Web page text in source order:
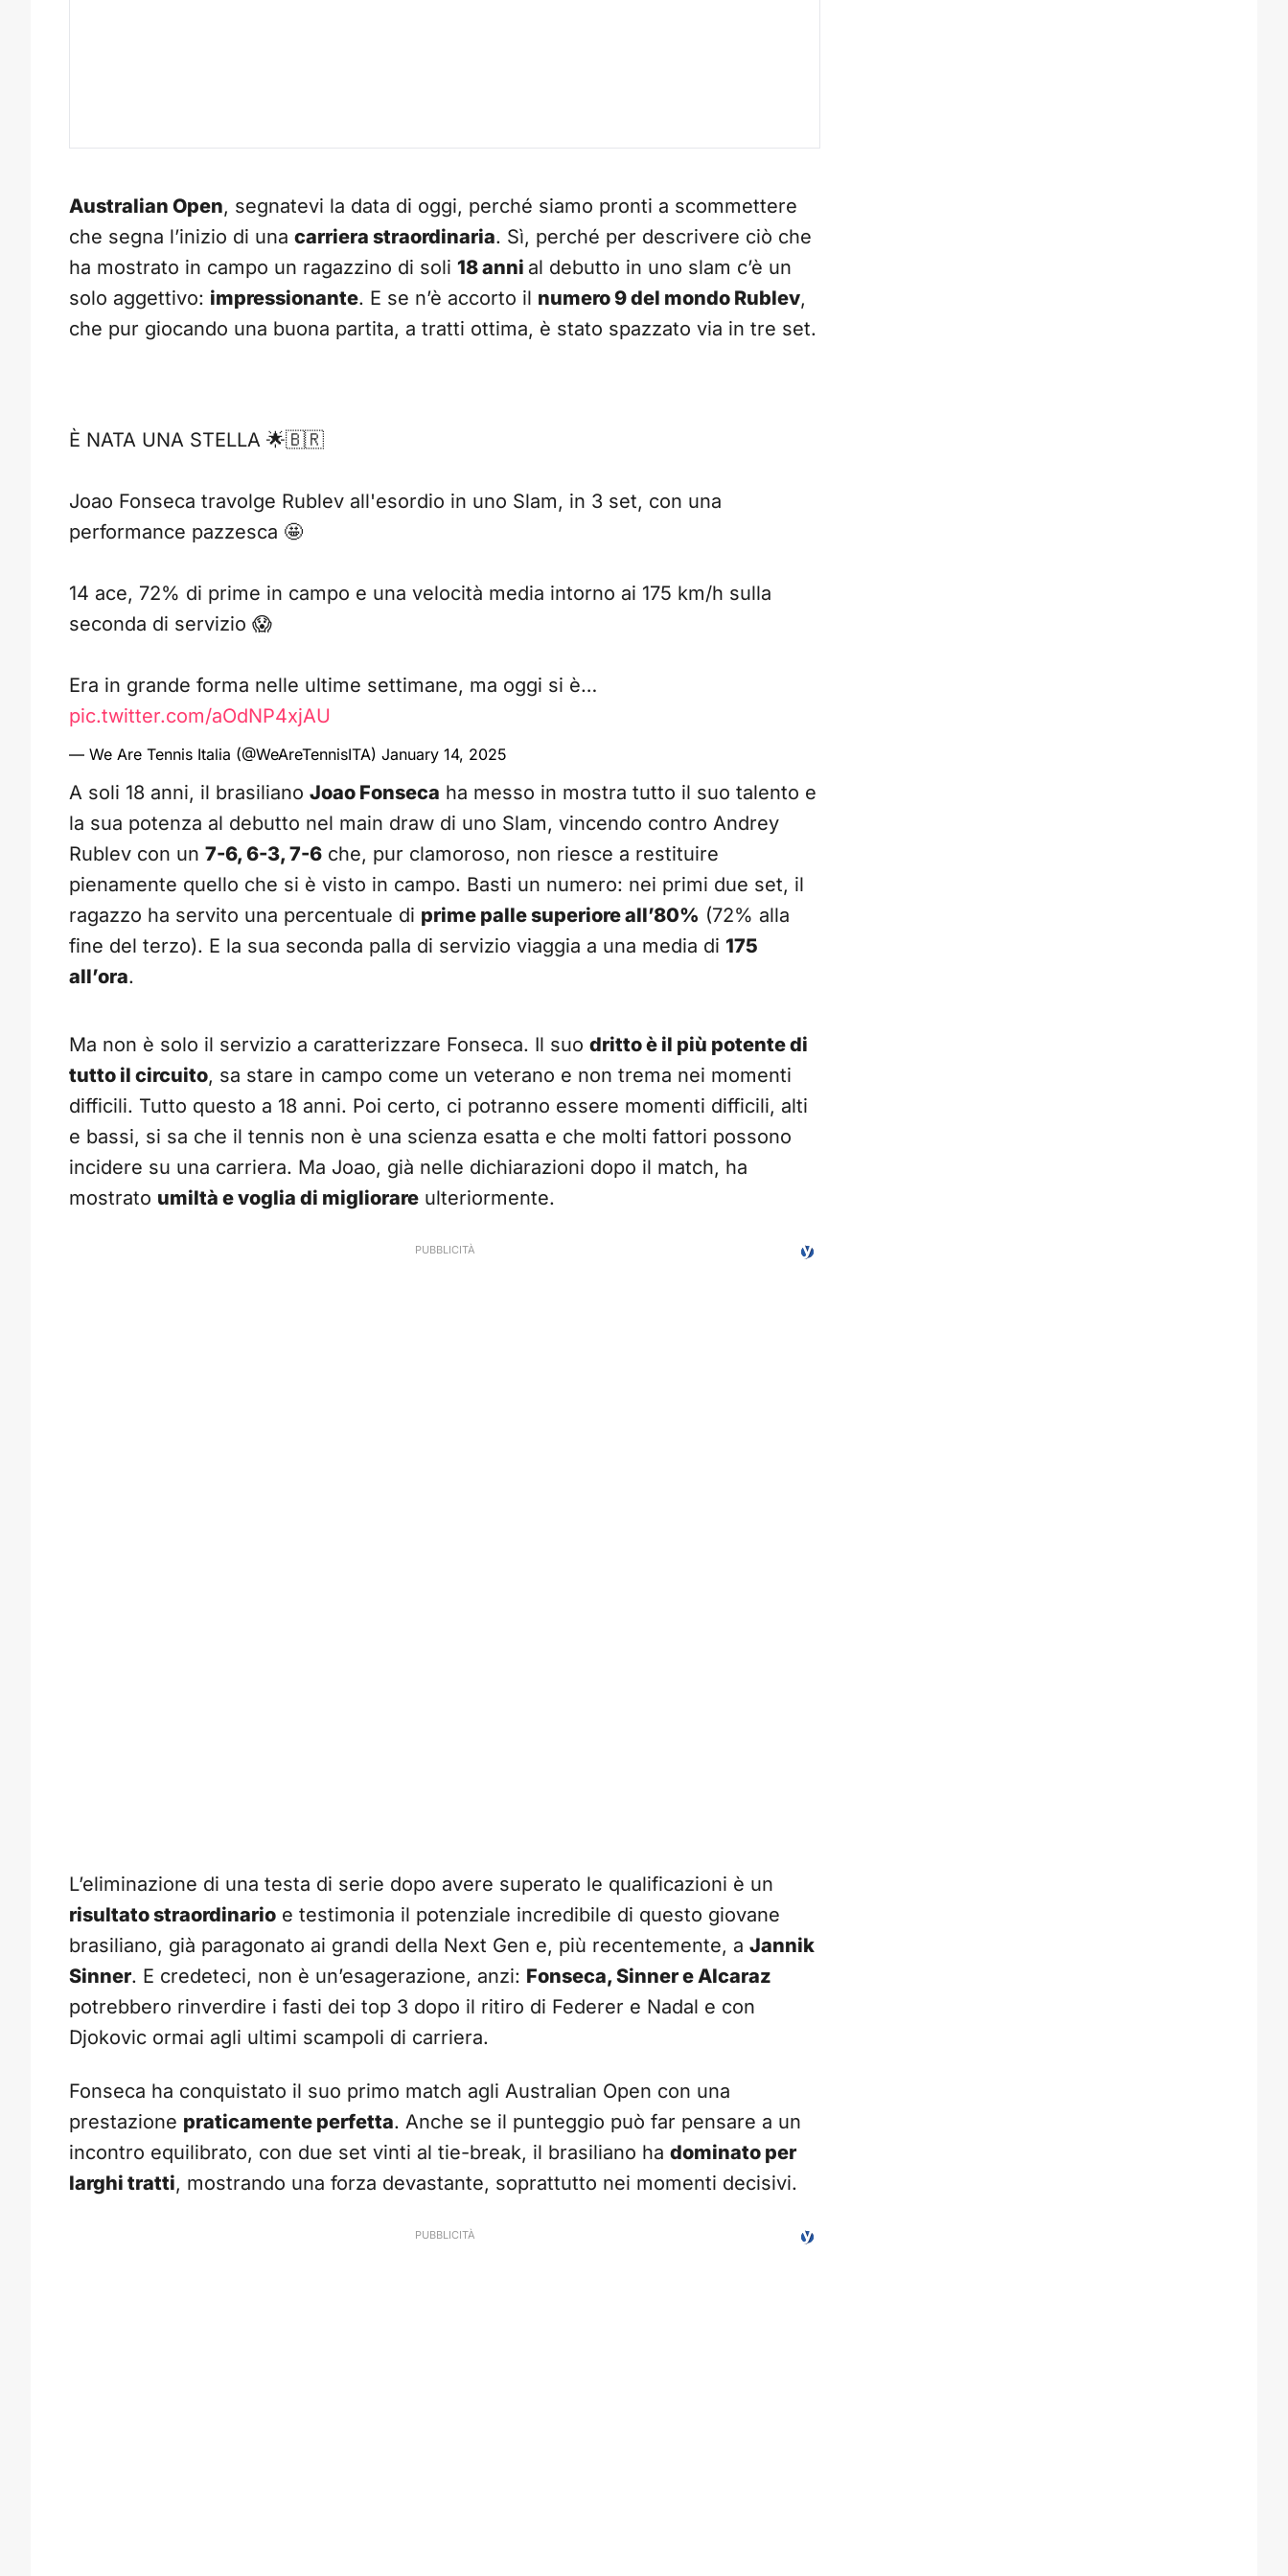
Australian Open, segnatevi la data di oggi, perché siamo pronti a scommettere
che segna l’inizio di una carriera straordinaria. Sì, perché per descrivere ciò che
ha mostrato in campo un ragazzino di soli 18 anni al debutto in uno slam c’è un
solo aggettivo: impressionante. E se n’è accorto il numero 9 del mondo Rublev,
che pur giocando una buona partita, a tratti ottima, è stato spazzato via in tre set.
È NATA UNA STELLA 🌟🇧🇷
Joao Fonseca travolge Rublev all'esordio in uno Slam, in 3 set, con una
performance pazzesca 🤩
14 ace, 72% di prime in campo e una velocità media intorno ai 175 km/h sulla
seconda di servizio 😱
Era in grande forma nelle ultime settimane, ma oggi si è…
pic.twitter.com/aOdNP4xjAU
— We Are Tennis Italia (@WeAreTennisITA) January 14, 2025
A soli 18 anni, il brasiliano Joao Fonseca ha messo in mostra tutto il suo talento e
la sua potenza al debutto nel main draw di uno Slam, vincendo contro Andrey
Rublev con un 7-6, 6-3, 7-6 che, pur clamoroso, non riesce a restituire
pienamente quello che si è visto in campo. Basti un numero: nei primi due set, il
ragazzo ha servito una percentuale di prime palle superiore all’80% (72% alla
fine del terzo). E la sua seconda palla di servizio viaggia a una media di 175
all’ora.
Ma non è solo il servizio a caratterizzare Fonseca. Il suo dritto è il più potente di
tutto il circuito, sa stare in campo come un veterano e non trema nei momenti
difficili. Tutto questo a 18 anni. Poi certo, ci potranno essere momenti difficili, alti
e bassi, si sa che il tennis non è una scienza esatta e che molti fattori possono
incidere su una carriera. Ma Joao, già nelle dichiarazioni dopo il match, ha
mostrato umiltà e voglia di migliorare ulteriormente.
L’eliminazione di una testa di serie dopo avere superato le qualificazioni è un
risultato straordinario e testimonia il potenziale incredibile di questo giovane
brasiliano, già paragonato ai grandi della Next Gen e, più recentemente, a Jannik
Sinner. E credeteci, non è un’esagerazione, anzi: Fonseca, Sinner e Alcaraz
potrebbero rinverdire i fasti dei top 3 dopo il ritiro di Federer e Nadal e con
Djokovic ormai agli ultimi scampoli di carriera.
Fonseca ha conquistato il suo primo match agli Australian Open con una
prestazione praticamente perfetta. Anche se il punteggio può far pensare a un
incontro equilibrato, con due set vinti al tie-break, il brasiliano ha dominato per
larghi tratti, mostrando una forza devastante, soprattutto nei momenti decisivi.